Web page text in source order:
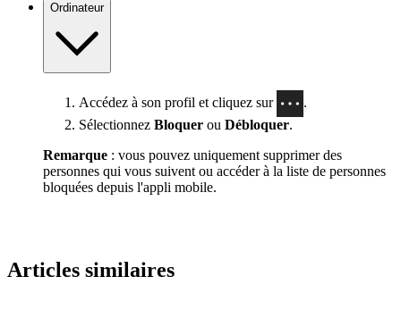
Ordinateur
Accédez à son profil et cliquez sur
.
Sélectionnez Bloquer ou Débloquer.
Remarque : vous pouvez uniquement supprimer des
personnes qui vous suivent ou accéder à la liste de personnes
bloquées depuis l'appli mobile.
Articles similaires